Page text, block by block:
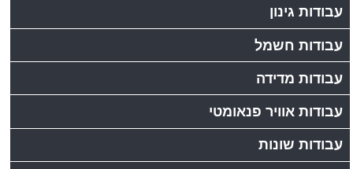
עבודות גינון
עבודות חשמל
עבודות מדידה
עבודות אוויר פנאומטי
עבודות שונות